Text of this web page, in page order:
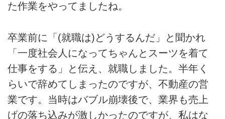
た作業をやってましたね。
卒業前に「(就職は)どうするんだ」と聞かれ
「一度社会人になってちゃんとスーツを着て
仕事をする」と伝え、就職しました。半年く
らいで辞めてしまったのですが、不動産の営
業です。当時はバブル崩壊後で、業界も売上
げの落ち込みが激しかったのですが、私はな